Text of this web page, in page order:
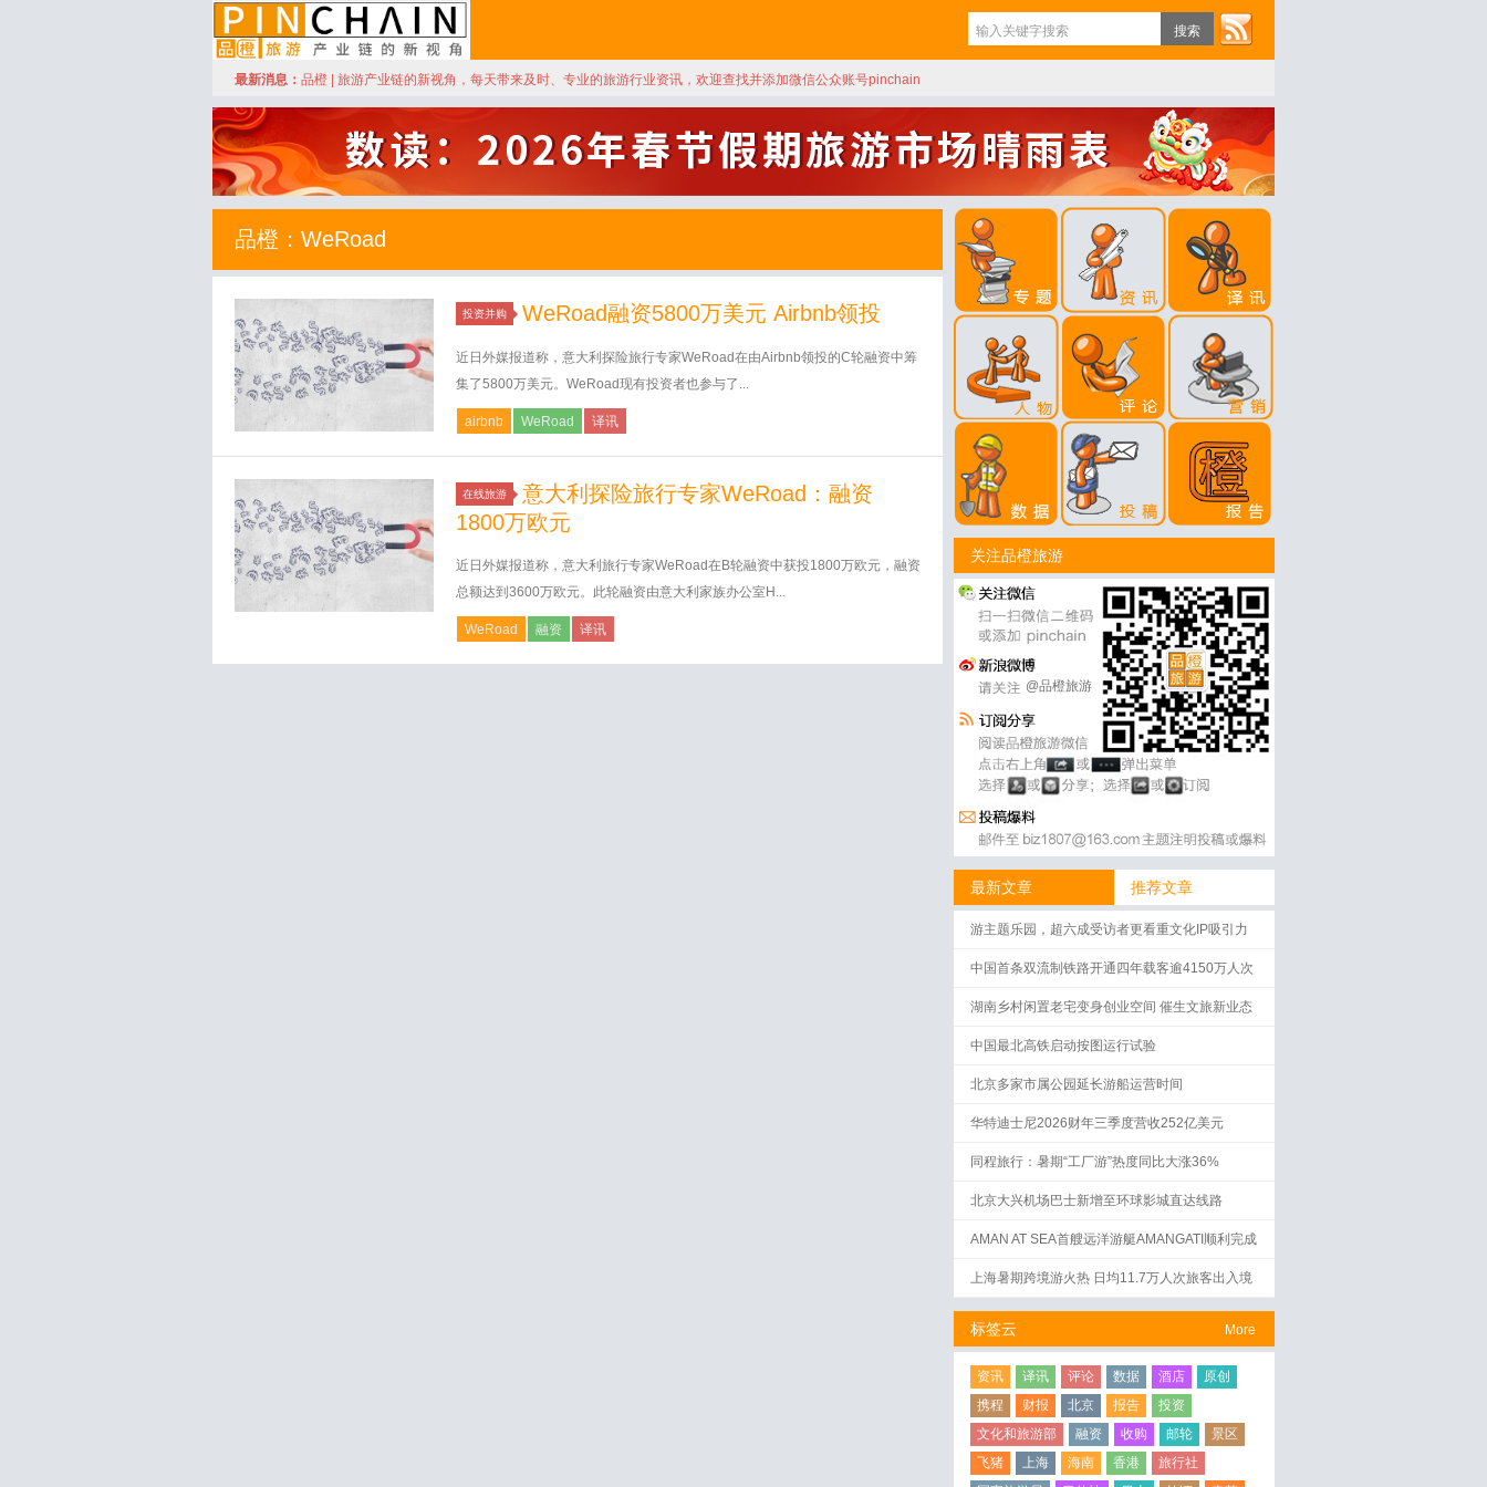
品橙旅游
最新消息： 品橙 | 旅游产业链的新视角，每天带来及时、专业的旅游行业资讯，欢迎查找并添加微信公众账号pinchain
品橙：WeRoad
投资并购 WeRoad融资5800万美元 Airbnb领投
近日外媒报道称，意大利探险旅行专家WeRoad在由Airbnb领投的C轮融资中筹
集了5800万美元。WeRoad现有投资者也参与了...
airbnb WeRoad 译讯
在线旅游
意大利探险旅行专家WeRoad：融资
1800万欧元
近日外媒报道称，意大利旅行专家WeRoad在B轮融资中获投1800万欧元，融资
总额达到3600万欧元。此轮融资由意大利家族办公室H...
WeRoad 融资 译讯
关注品橙旅游
@品橙旅游
最新文章 推荐文章
游主题乐园，超六成受访者更看重文化IP吸引力
中国首条双流制铁路开通四年载客逾4150万人次
湖南乡村闲置老宅变身创业空间 催生文旅新业态
中国最北高铁启动按图运行试验
北京多家市属公园延长游船运营时间
华特迪士尼2026财年三季度营收252亿美元
同程旅行：暑期“工厂游”热度同比大涨36%
北京大兴机场巴士新增至环球影城直达线路
AMAN AT SEA首艘远洋游艇AMANGATI顺利完成
上海暑期跨境游火热 日均11.7万人次旅客出入境
More
标签云
资讯 译讯 评论 数据 酒店
原创
携程
财报 北京 报告
投资
文化和旅游部
融资 收购 邮轮
景区
飞猪
上海 海南 香港
旅行社